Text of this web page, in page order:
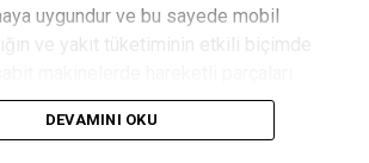
uygundur ve bu sayede mobil
ve yakıt tüketiminin etkili biçimde
DEVAMINI OKU